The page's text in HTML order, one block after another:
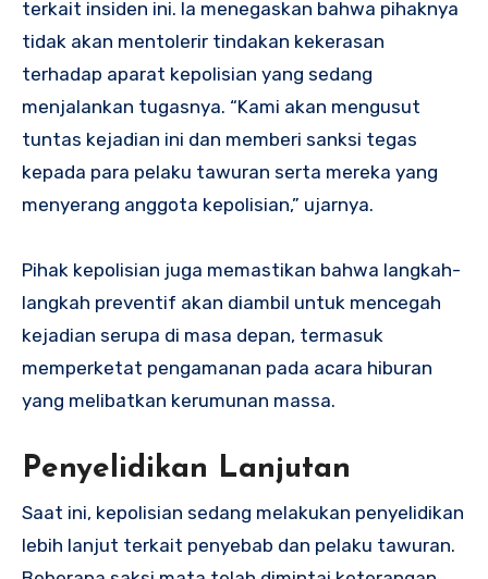
terkait insiden ini. Ia menegaskan bahwa pihaknya
tidak akan mentolerir tindakan kekerasan
terhadap aparat kepolisian yang sedang
menjalankan tugasnya. “Kami akan mengusut
tuntas kejadian ini dan memberi sanksi tegas
kepada para pelaku tawuran serta mereka yang
menyerang anggota kepolisian,” ujarnya.
Pihak kepolisian juga memastikan bahwa langkah-
langkah preventif akan diambil untuk mencegah
kejadian serupa di masa depan, termasuk
memperketat pengamanan pada acara hiburan
yang melibatkan kerumunan massa.
Penyelidikan Lanjutan
Saat ini, kepolisian sedang melakukan penyelidikan
lebih lanjut terkait penyebab dan pelaku tawuran.